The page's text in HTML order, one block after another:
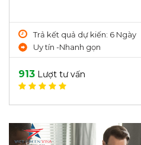
Trả kết quả dự kiến: 6 Ngày
Uy tín -Nhanh gọn
913 Lượt tư vấn